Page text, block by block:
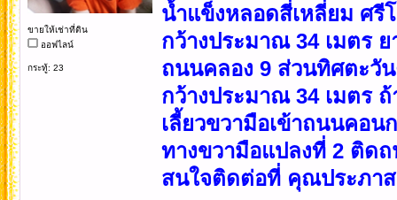
ขายให้เช่าที่ดิน
ออฟไลน์
กระทู้: 23
น้ำแข็งหลอดสี่เหลี่ยม ศรี
กว้างประมาณ 34 เมตร
ถนนคลอง 9 ส่วนทิศตะวั
กว้างประมาณ 34 เมตร
เลี้ยวขวามือเข้าถนนคอน
ทางขวามือแปลงที่ 2 ติดถ
สนใจติดต่อที่ คุณประภาส